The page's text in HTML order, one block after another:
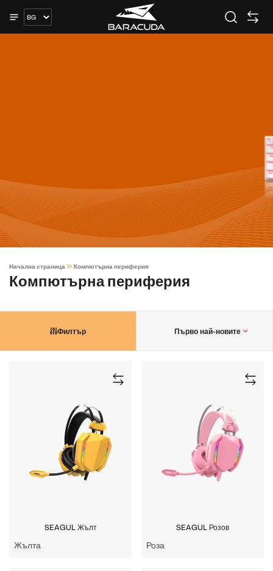
Начална страница Компютърна периферия
Компютърна периферия
Филтър Първо най-новите
SEAGUL Жълт
Жълта
SEAGUL Розов
Роза